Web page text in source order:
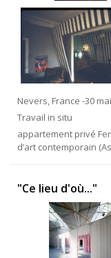
Nevers, France -30
Travail in situ
appartement privé
d’art contemporain
"Ce lieu d'où..."